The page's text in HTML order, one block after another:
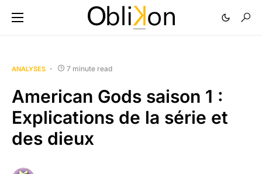
ANALYSES 7 minute read
American Gods saison 1 :
Explications de la série et
des dieux